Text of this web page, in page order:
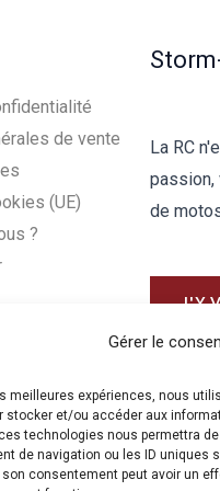
Gérer le
meilleures expériences, nous
stocker et/ou accéder aux
technologies nous permettra
de navigation ou les ID uniques
son consentement peut avoir un
de vente
(UE)
?
La RC
passion,
de
J'Y